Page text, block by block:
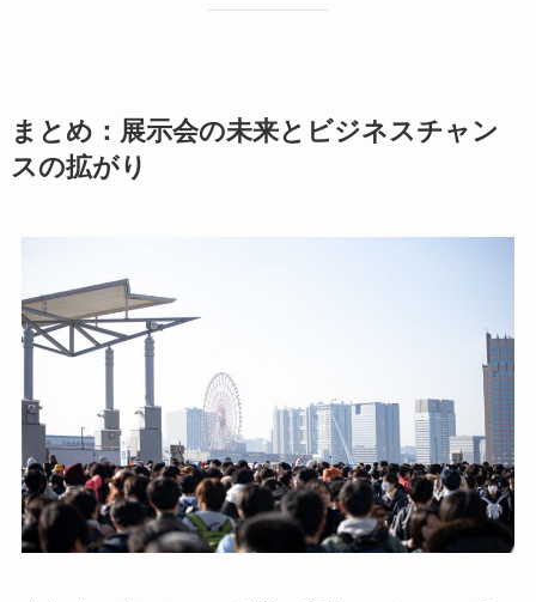
まとめ：展示会の未来とビジネスチャン
スの拡がり